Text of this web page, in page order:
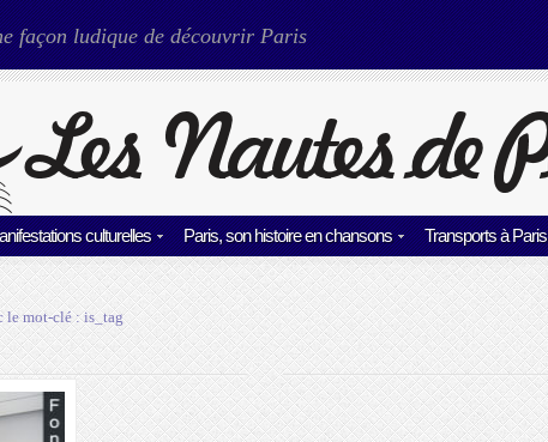
façon ludique de découvrir Paris
culturelles Paris, son histoire en chansons Transports à Paris
le mot-clé :is_tag